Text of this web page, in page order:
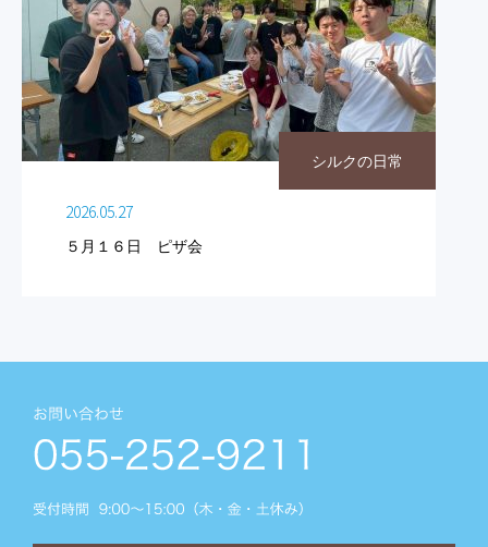
シルクの日常
2026.05.27
５月１６日 ピザ会